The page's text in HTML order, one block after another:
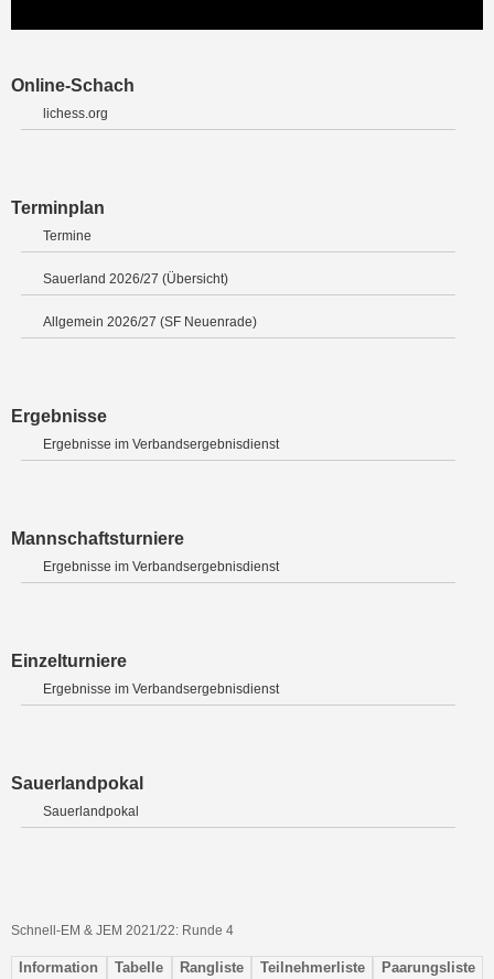
Online-Schach
lichess.org
Terminplan
Termine
Sauerland 2026/27 (Übersicht)
Allgemein 2026/27 (SF Neuenrade)
Ergebnisse
Ergebnisse im Verbandsergebnisdienst
Mannschaftsturniere
Ergebnisse im Verbandsergebnisdienst
Einzelturniere
Ergebnisse im Verbandsergebnisdienst
Sauerlandpokal
Sauerlandpokal
Schnell-EM & JEM 2021/22: Runde 4
Information Tabelle Rangliste Teilnehmerliste Paarungsliste